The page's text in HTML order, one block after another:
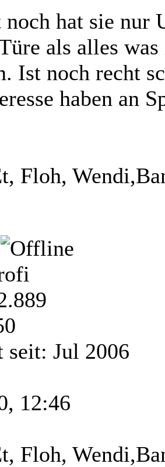
hat sie nur
als alles
Ist noch recht
haben an
Floh,
seit: Jul 2006
12:46
Floh,